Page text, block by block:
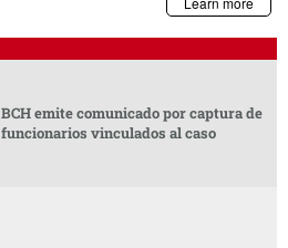
BCH emite comunicado por captura de
funcionarios vinculados al caso